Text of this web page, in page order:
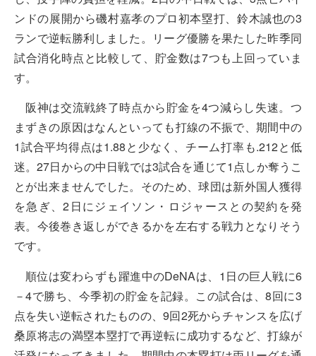
ンドの展開から磯村嘉孝のプロ初本塁打、鈴木誠也の3
ランで逆転勝利しました。リーグ優勝を果たした昨季同
試合消化時点と比較して、貯金数は7つも上回っていま
す。
阪神は交流戦終了時点から貯金を4つ減らし失速。つ
まずきの原因はなんといっても打線の不振で、期間中の
1試合平均得点は1.88と少なく、チーム打率も.212と低
迷。27日からの中日戦では3試合を通じて1点しか奪うこ
とが出来ませんでした。そのため、球団は新外国人獲得
を急ぎ、2日にジェイソン・ロジャースとの契約を発
表。今後巻き返しができるかを左右する戦力となりそう
です。
順位は変わらずも躍進中のDeNAは、1日の巨人戦に6
－4で勝ち、今季初の貯金を記録。この試合は、8回に3
点を失い逆転されたものの、9回2死からチャンスを広げ
桑原将志の満塁本塁打で再逆転に成功するなど、打線が